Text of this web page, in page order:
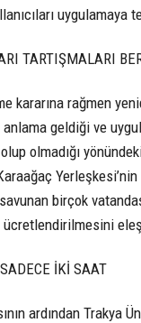
uygulamaya
TARTIŞMALARI
kararına rağmen
geldiği ve
olmadığı
birçok
İKİ SAAT
ardından Trakya